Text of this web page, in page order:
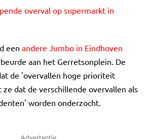
overval op supermarkt in
een andere Jumbo in Eindhoven
aan het Gerretsonplein. De
de 'overvallen hoge prioriteit
ze dat de verschillende overvallen als
worden onderzocht.
Advertentie